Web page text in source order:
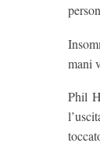
mani
Phil